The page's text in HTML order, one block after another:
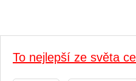
To nejlepší ze světa